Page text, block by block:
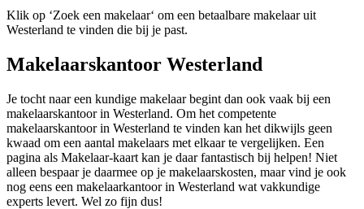
Klik op ‘Zoek een makelaar‘ om een betaalbare makelaar uit
Westerland te vinden die bij je past.
Makelaarskantoor Westerland
Je tocht naar een kundige makelaar begint dan ook vaak bij een
makelaarskantoor in Westerland. Om het competente
makelaarskantoor in Westerland te vinden kan het dikwijls geen
kwaad om een aantal makelaars met elkaar te vergelijken. Een
pagina als Makelaar-kaart kan je daar fantastisch bij helpen! Niet
alleen bespaar je daarmee op je makelaarskosten, maar vind je ook
nog eens een makelaarkantoor in Westerland wat vakkundige
experts levert. Wel zo fijn dus!